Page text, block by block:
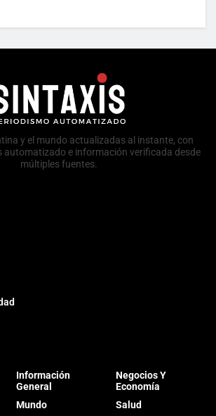
y el mundo actualizadas al instante, con
automatizado e información verificada desde
múltiples fuentes.
Información
General
Mundo
Negocios Y
Economía
Salud